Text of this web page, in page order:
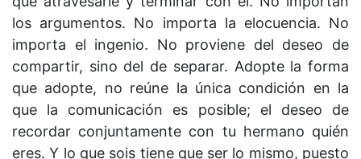
los argumentos. No importa la elocuencia. No
importa el ingenio. No proviene del deseo de
compartir, sino del de separar. Adopte la forma
que adopte, no reúne la única condición en la
que la comunicación es posible; el deseo de
recordar conjuntamente con tu hermano quién
eres. Y lo que sois tiene que ser lo mismo, puesto